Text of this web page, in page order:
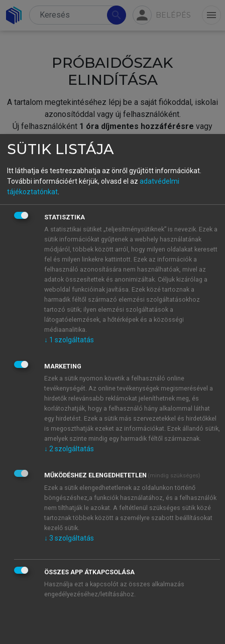
search person BELÉPÉS menu
PRÓBAIDŐSZAK
ELINDÍTÁSA
A tartalom megtekintéséhez lépj be a saját fiókoddal, iskolai
azonosítóddal vagy új felhasználóként.
Új felhasználóként 1 óra díjmentes hozzáférésre vagy
fiókoddal,vagy hozz létre új fiókot.
A regisztráció után apróbaidőszakautomatikusan
BELÉPÉS SAJÁT FIÓKKAL
ÚJ FIÓK LÉTREHOZÁSA
1 óra díjmentes hozzáférés
E-MAIL-CÍM
JELSZÓ
JELSZÓ ÚJRA
Kérek értesítést a MeRSZ újdonságairól, akcióiról.
Kérek értesítést az Akadémiai Kiadó Zrt. újdonságairól,
Adatkezelési tájékoztatóbanfoglaltakat tudomásul
veszem és elfogadom.
Általános vásárlási feltételeket, valamint a szotar.netés a
mersz.huoldalak licencszerződéseiben foglaltakat
tudomásul veszem és elfogadom.
KIPRÓBÁLOM
SÜTIK LISTÁJA
Itt láthatja és testreszabhatja az önről gyűjtött információkat.
További információért kérjük, olvasd el az adatvédelmi
tájékoztatónkat
STATISZTIKA
A statisztikai sütiket „teljesítménysütiknek” is nevezik. Ezek a
sütik információkat gyűjtenek a webhely használatának
módjáról, többek között arról, hogy milyen oldalakat keresett
fel és milyen linkekre kattintott. Ezek az információk a
felhasználó azonosítására nem használhatóak, mivel az
adatok összesítettek és anonimizáltak. Céljuk kizárólag a
weboldal funkcióinak javítása. Ezek közé tartoznak a
harmadik féltől származó elemzési szolgáltatásokhoz
tartozó sütik; ilyen elemzési szolgáltatások a
látogatóelemzések, a hőtérképek és a közösségi
médiaanalitika.
↓ 1 szolgáltatás
MARKETING
Ezek a sütik nyomon követik a felhasználó online
tevékenységét. Az online tevékenységek megismerésével a
hirdetők relevánsabb reklámokat jeleníthetnek meg, és
korlátozhatják, hogy a felhasználó hány alkalommal láthat
egy hirdetést. Ezek a sütik más szervezetekkel és hirdetőkkel
is megoszthatják ezeket az információkat. Ezek állandó sütik,
amelyek szinte mindig egy harmadik féltől származnak.
↓ 2 szolgáltatás
MŰKÖDÉSHEZ ELENGEDHETETLEN (mindig szükséges)
Ezek a sütik elengedhetetlenek az oldalunkon történő
böngészéshez,a funkciók használatához, és a felhasználók
nem tilthatják le azokat. A feltétlenül szükséges sütik közé
tartoznak többek között a személyre szabott beállításokat
kezelő sütik.
↓ 3 szolgáltatás
ÖSSZES APP ÁTKAPCSOLÁSA
Használja ezt a kapcsolót az összes alkalmazás
engedélyezéséhez/letiltásához.